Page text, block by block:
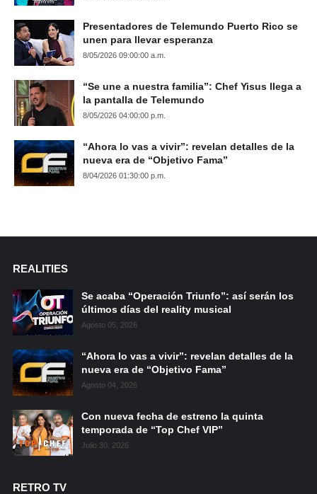
Presentadores de Telemundo Puerto Rico se
unen para llevar esperanza
8/05/2026 09:00:00 a.m.
“Se une a nuestra familia”: Chef Yisus llega a
la pantalla de Telemundo
8/05/2026 04:00:00 p.m.
“Ahora lo vas a vivir”: revelan detalles de la
nueva era de “Objetivo Fama”
8/04/2026 01:30:00 p.m.
REALITIES
Se acaba “Operación Triunfo”: así serán los
últimos días del reality musical
Agosto 05, 2026
“Ahora lo vas a vivir”: revelan detalles de la
nueva era de “Objetivo Fama”
Agosto 04, 2026
Con nueva fecha de estreno la quinta
temporada de “Top Chef VIP”
Julio 30, 2026
RETRO TV